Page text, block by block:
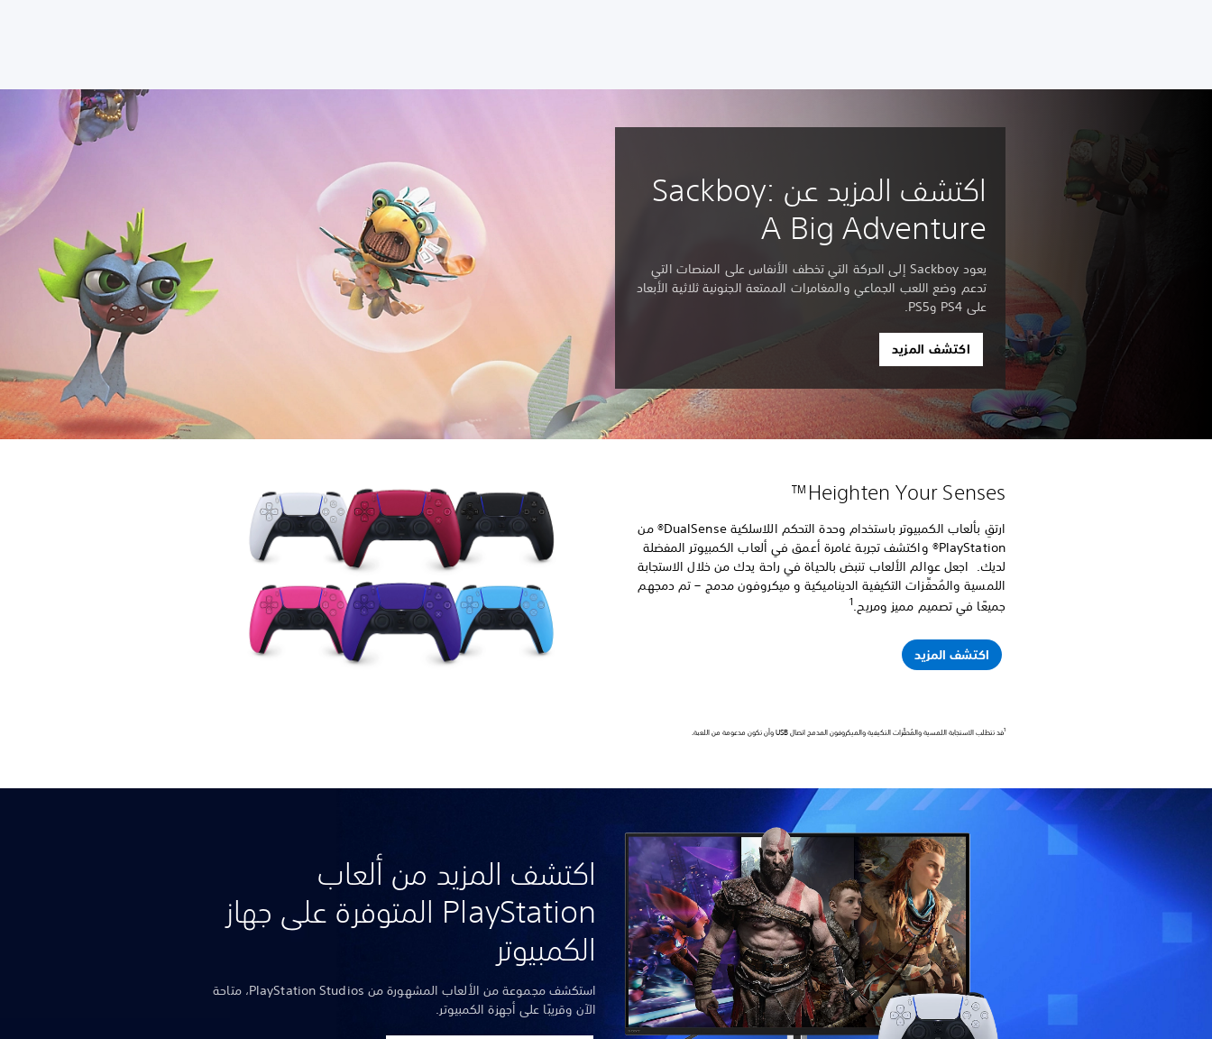
اكتشف المزيد عن Sackboy:
A Big Adventure
يعود Sackboy إلى الحركة التي تخطف الأنفاس على المنصات التي
تدعم وضع اللعب الجماعي والمغامرات الممتعة الجنونية ثلاثية الأبعاد
على PS4 وPS5.
اكتشف المزيد
Heighten Your Senses™
ارتقِ بألعاب الكمبيوتر باستخدام وحدة التحكم اللاسلكية DualSense® من
PlayStation® واكتشف تجربة غامرة أعمق في ألعاب الكمبيوتر المفضلة
لديك.‏ اجعل عوالم الألعاب تنبض بالحياة في راحة يدك من خلال الاستجابة
اللمسية والمُحفِّزات التكيفية الديناميكية و ميكروفون مدمج – تم دمجهم
جميعًا في تصميم مميز ومريح.‏1
اكتشف المزيد
1قد تتطلب الاستجابة اللمسية والمُحفِّزات التكيفية والميكروفون المدمج اتصال USB وأن تكون مدعومة من اللعبة.
اكتشف المزيد من ألعاب
PlayStation المتوفرة على جهاز
الكمبيوتر
استكشف مجموعة من الألعاب المشهورة من PlayStation Studios، متاحة
الآن وقريبًا على أجهزة الكمبيوتر.